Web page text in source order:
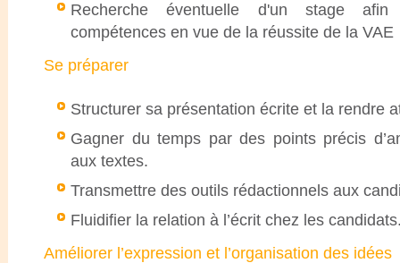
Recherche éventuelle d'un stage
compétences en vue de la réussite de la VAE
Se préparer
Structurer sa présentation écrite et la rendre
Gagner du temps par des points précis
aux textes.
Transmettre des outils rédactionnels aux
Fluidifier la relation à l’écrit chez les
Améliorer l’expression et l’organisation des idées